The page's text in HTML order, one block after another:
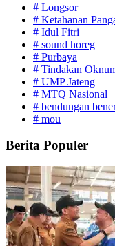
# Longsor
# Ketahanan
# Idul Fitri
# sound horeg
# Purbaya
# Tindakan
# UMP Jateng
# MTQ Nasional
# bendungan
# mou
Berita Populer